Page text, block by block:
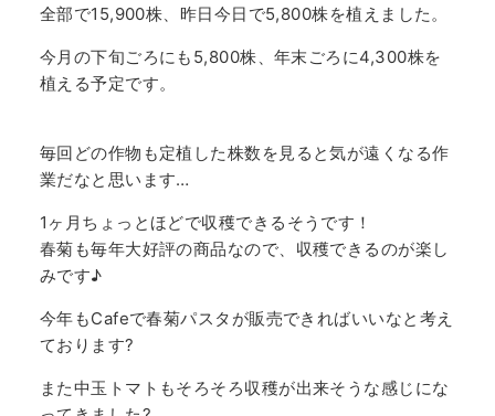
全部で15,900株、昨日今日で5,800株を植えました。
今月の下旬ごろにも5,800株、年末ごろに4,300株を
植える予定です。
毎回どの作物も定植した株数を見ると気が遠くなる作
業だなと思います…
1ヶ月ちょっとほどで収穫できるそうです！
春菊も毎年大好評の商品なので、収穫できるのが楽し
みです♪
今年もCafeで春菊パスタが販売できればいいなと考え
ております?
また中玉トマトもそろそろ収穫が出来そうな感じにな